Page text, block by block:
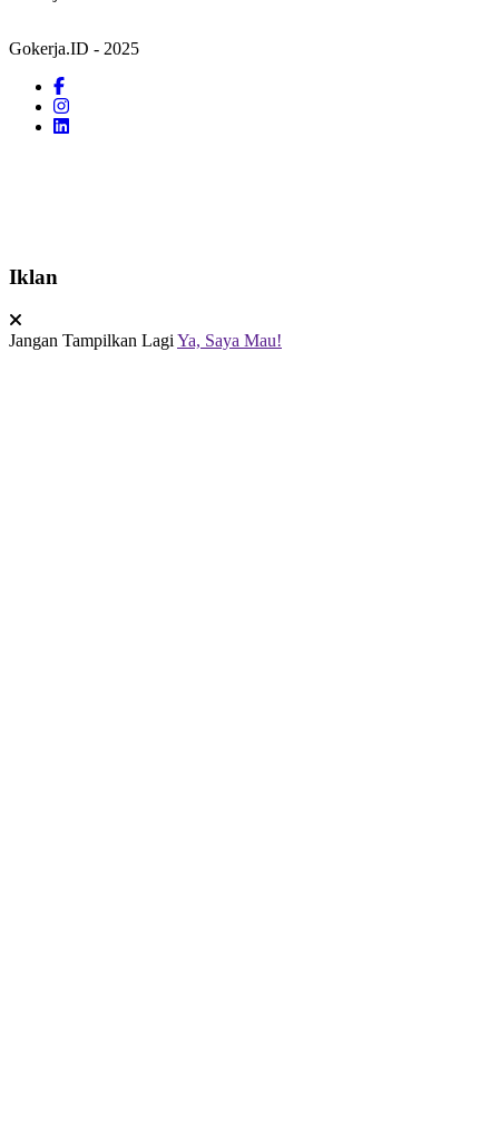
Gokerja.ID - 2025
Iklan
Jangan Tampilkan Lagi Ya, Saya Mau!